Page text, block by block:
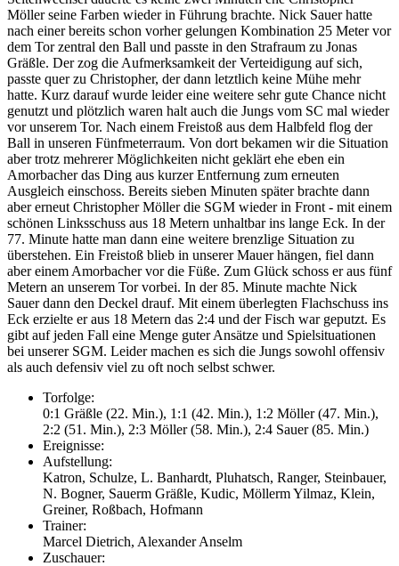
Möller seine Farben wieder in Führung brachte. Nick Sauer hatte
nach einer bereits schon vorher gelungen Kombination 25 Meter vor
dem Tor zentral den Ball und passte in den Strafraum zu Jonas
Gräßle. Der zog die Aufmerksamkeit der Verteidigung auf sich,
passte quer zu Christopher, der dann letztlich keine Mühe mehr
hatte. Kurz darauf wurde leider eine weitere sehr gute Chance nicht
genutzt und plötzlich waren halt auch die Jungs vom SC mal wieder
vor unserem Tor. Nach einem Freistoß aus dem Halbfeld flog der
Ball in unseren Fünfmeterraum. Von dort bekamen wir die Situation
aber trotz mehrerer Möglichkeiten nicht geklärt ehe eben ein
Amorbacher das Ding aus kurzer Entfernung zum erneuten
Ausgleich einschoss. Bereits sieben Minuten später brachte dann
aber erneut Christopher Möller die SGM wieder in Front - mit einem
schönen Linksschuss aus 18 Metern unhaltbar ins lange Eck. In der
77. Minute hatte man dann eine weitere brenzlige Situation zu
überstehen. Ein Freistoß blieb in unserer Mauer hängen, fiel dann
aber einem Amorbacher vor die Füße. Zum Glück schoss er aus fünf
Metern an unserem Tor vorbei. In der 85. Minute machte Nick
Sauer dann den Deckel drauf. Mit einem überlegten Flachschuss ins
Eck erzielte er aus 18 Metern das 2:4 und der Fisch war geputzt. Es
gibt auf jeden Fall eine Menge guter Ansätze und Spielsituationen
bei unserer SGM. Leider machen es sich die Jungs sowohl offensiv
als auch defensiv viel zu oft noch selbst schwer.
Torfolge:
0:1 Gräßle (22. Min.), 1:1 (42. Min.), 1:2 Möller (47. Min.),
2:2 (51. Min.), 2:3 Möller (58. Min.), 2:4 Sauer (85. Min.)
Ereignisse:
Aufstellung:
Katron, Schulze, L. Banhardt, Pluhatsch, Ranger, Steinbauer,
N. Bogner, Sauerm Gräßle, Kudic, Möllerm Yilmaz, Klein,
Greiner, Roßbach, Hofmann
Trainer:
Marcel Dietrich, Alexander Anselm
Zuschauer: